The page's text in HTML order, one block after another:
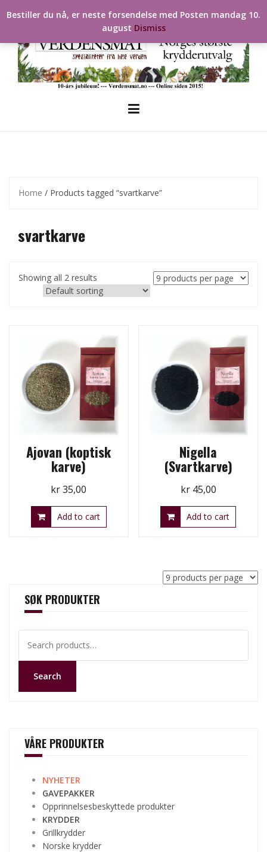
to
Home / Products tagged “svartkarve”
svartkarve
Showing all 2 results
Ajovan (koptisk
karve)
kr35,00
Add to cart
Nigella
(Svartkarve)
kr45,00
Add to cart
SØK PRODUKTER
for:
Search
VÅRE PRODUKTER
NYHETER
GAVEPAKKER
Opprinnelsesbeskyttede produkter
KRYDDER
Grillkrydder
Norske krydder
Bestiller du nå, er neste forsendelse med Posten mandag 10.
august Dismiss